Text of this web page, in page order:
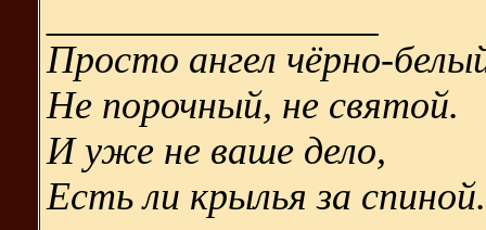
Просто ангел чёрно-
Не порочный, не святой.
И уже не ваше дело,
Есть ли крылья за спиной.